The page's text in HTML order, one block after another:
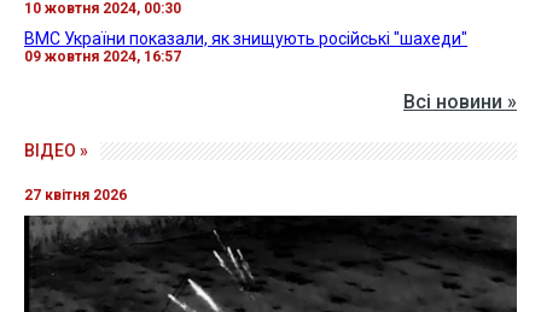
10 жовтня 2024, 00:30
ВМС України показали, як знищують російські "шахеди"
09 жовтня 2024, 16:57
Всі новини »
ВІДЕО »
27 квітня 2026